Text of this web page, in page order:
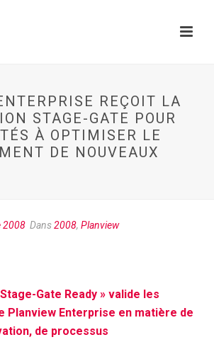
REÇOIT LA
STAGE-GATE POUR
À OPTIMISER LE
DE NOUVEAUX
2008 Dans2008, Planview
Gate Ready » valide les
Planview Enterprise en matière de
de processus